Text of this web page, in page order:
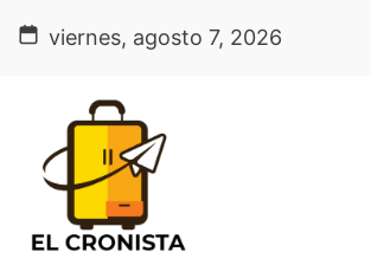
viernes, agosto 7, 2026